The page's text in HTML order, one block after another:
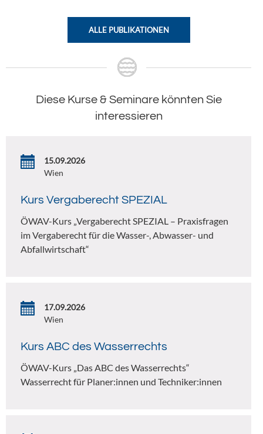
ALLE PUBLIKATIONEN
Diese Kurse & Seminare könnten Sie
interessieren
15.09.2026
Wien
Kurs Vergaberecht SPEZIAL
ÖWAV-Kurs „Vergaberecht SPEZIAL – Praxisfragen
im Vergaberecht für die Wasser-, Abwasser- und
Abfallwirtschaft“
17.09.2026
Wien
Kurs ABC des Wasserrechts
ÖWAV-Kurs „Das ABC des Wasserrechts“
Wasserrecht für Planer:innen und Techniker:innen